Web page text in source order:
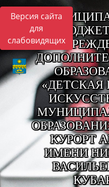
Версия сайта
для
слабовидящих
КУРОРТ
ИМЕНИ